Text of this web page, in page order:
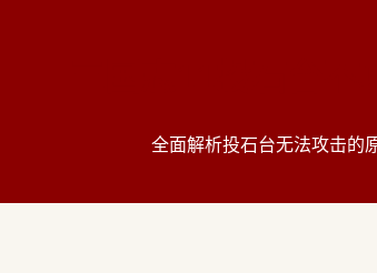
全面解析投石台无法攻击的